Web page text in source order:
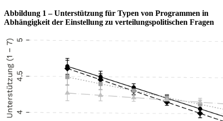
Abbildung 1 – Unterstützung für Typen von Programmen in
Abhängigkeit der Einstellung zu verteilungspolitischen Fragen